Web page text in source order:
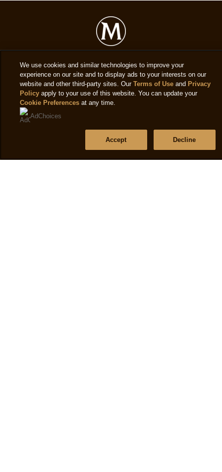
Mentions légales
Politique de confidentialité
Paramètres des cookies
Accessibilité
We use cookies and similar technologies to improve your
experience on our site and to display ads to your interests on our
website and other third-party sites. OurTerms of Use and Privacy
Policy apply to your use of this website. You can update your
Cookie Preferences at any time.
AdChoices
Decline
Accept